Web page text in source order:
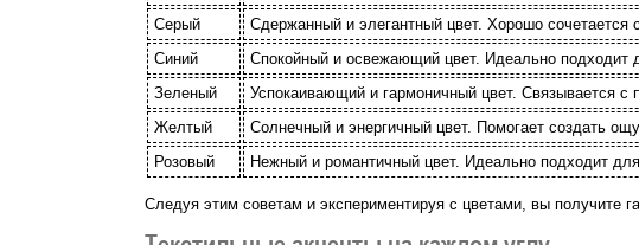
Серый
Сдержанный и элегантный цвет. Хорошо
Синий
Спокойный и освежающий цвет. Идеально подходит
Зеленый
Успокаивающий и гармоничный цвет. Связывается с
Желтый
Солнечный и энергичный цвет. Помогает создать
Розовый
Нежный и романтичный цвет. Идеально подходит
Следуя этим советам и экспериментируя с цветами, вы получите